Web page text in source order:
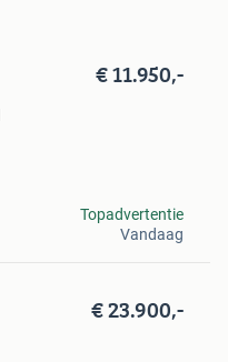
€ 11.950,-
Topadvertentie
Vandaag
€ 23.900,-